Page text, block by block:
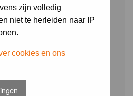
zijn volledig
niet te herleiden naar IP
cookies en ons